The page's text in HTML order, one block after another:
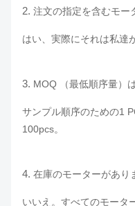
2. 注文の指定を含むモー
はい、実際にそれは私達
3. MOQ （最低順序量）
サンプル順序のための1
100pcs。
4. 在庫のモーターがあり
いいえ。すべてのモータ